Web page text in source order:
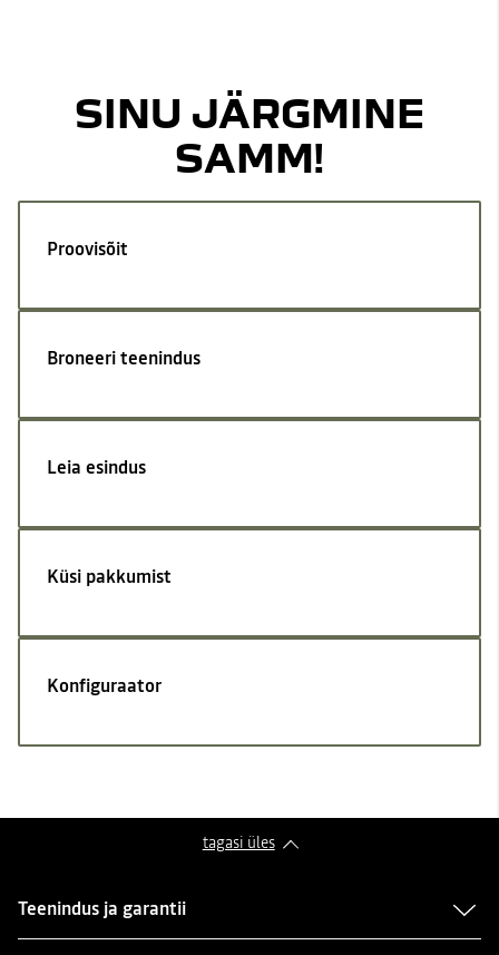
SINU JÄRGMINE
SAMM!
Proovisõit
Broneeri teenindus
Leia esindus
Küsi pakkumist
Konfiguraator
tagasi üles
Teenindus ja garantii